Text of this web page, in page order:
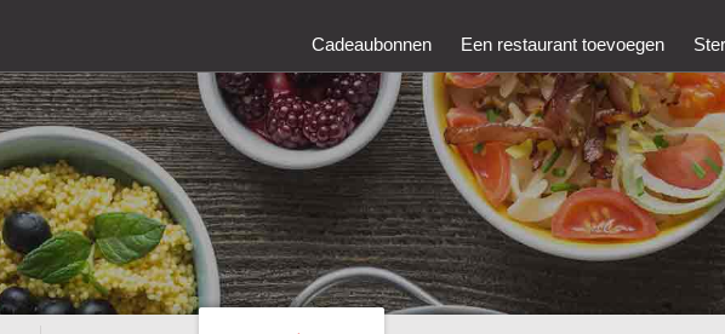
Cadeaubonnen Een restaurant toevoegen